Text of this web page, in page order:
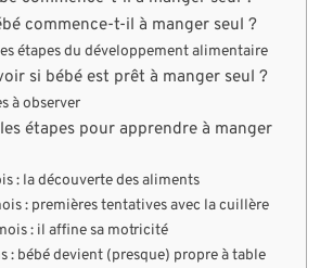
commence-t-il à manger seul ?
étapes du développement alimentaire
si bébé est prêt à manger seul ?
à observer
étapes pour apprendre à manger
: la découverte des aliments
: premières tentatives avec la cuillère
: il affine sa motricité
: bébé devient (presque) propre à table